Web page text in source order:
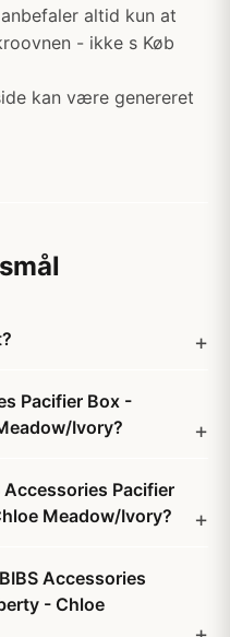
altid kun at
- ikke s Køb
kan være genereret
Pacifier Box -
Ivory?
Pacifier
Meadow/Ivory?
Accessories
- Chloe